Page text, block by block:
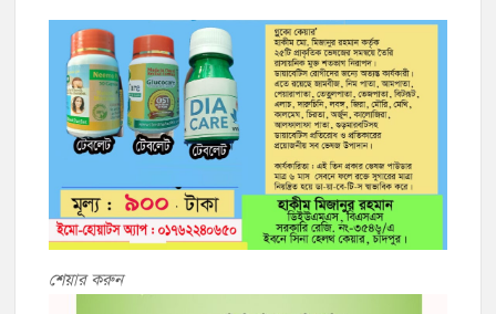
শেয়ার করুন